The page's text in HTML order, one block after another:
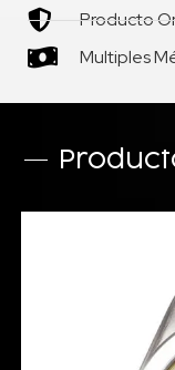
Producto
Multiples